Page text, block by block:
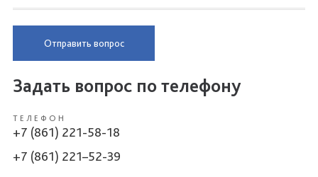
Отправить вопрос
Задать вопрос по телефону
ТЕЛЕФОН
+7 (861) 221-58-18
+7 (861) 221–52-39